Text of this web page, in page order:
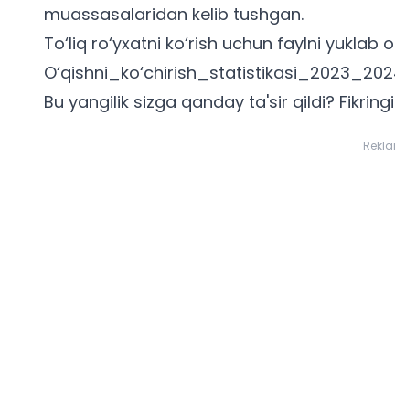
muassasalaridan kelib tushgan.
To‘liq ro‘yxatni ko‘rish uchun faylni yuklab
Bu yangilik sizga qanday ta'sir qildi?